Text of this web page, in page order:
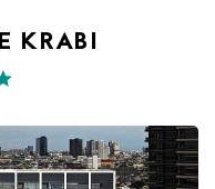
KRABI